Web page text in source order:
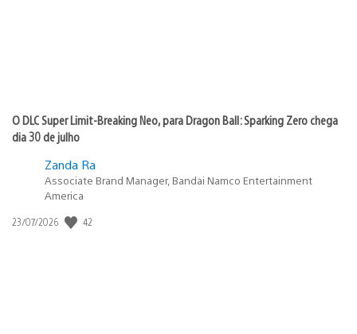
O DLC Super Limit-Breaking Neo, para Dragon Ball: Sparking Zero chega
dia 30 de julho
Zanda Ra
Associate Brand Manager, Bandai Namco Entertainment
America
Data
23/07/2026 42